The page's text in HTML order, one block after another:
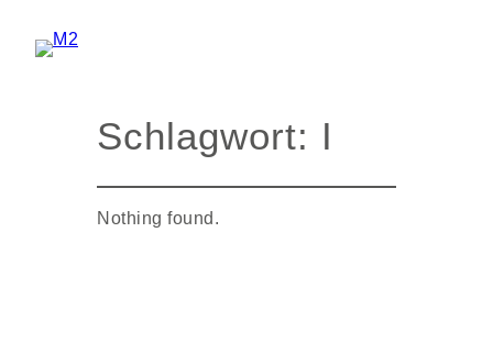
Inhalt
Schlagwort: I
Nothing found.